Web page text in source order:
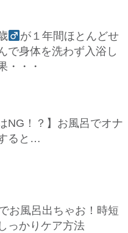
が１年間ほとんどせ
で身体を洗わず入浴し
・・・
NG！？】お風呂でオナ
ると…
お風呂出ちゃお！時短
っかりケア方法